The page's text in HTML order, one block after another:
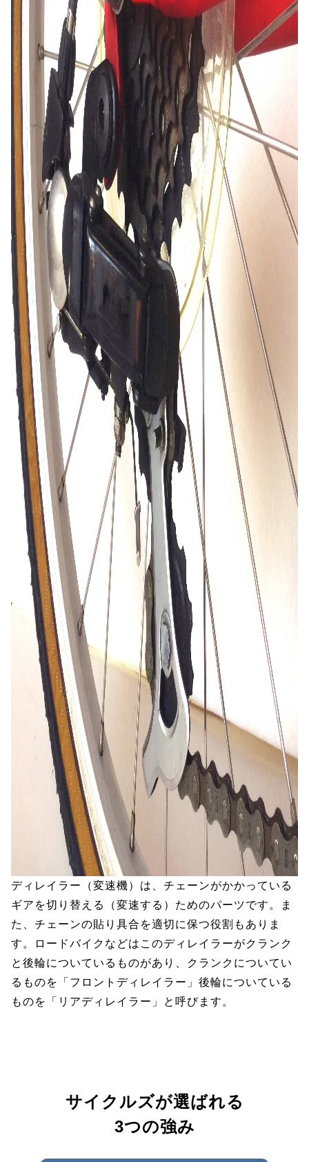
ディレイラー（変速機）は、チェーンがかかっている
ギアを切り替える（変速する）ためのパーツです。ま
た、チェーンの貼り具合を適切に保つ役割もありま
す。ロードバイクなどはこのディレイラーがクランク
と後輪についているものがあり、クランクについてい
るものを「フロントディレイラー」後輪についている
ものを「リアディレイラー」と呼びます。
サイクルズが選ばれる
3つの強み